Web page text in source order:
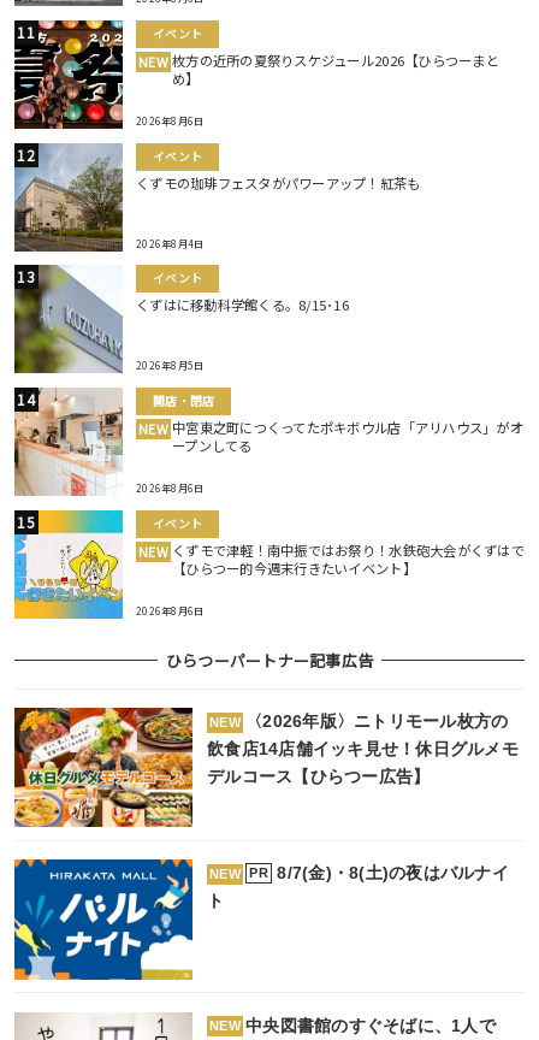
イベント
NEW 枚方の近所の夏祭りスケジュール2026【ひらつーまと
め】
2026年8月6日
イベント
くずモの珈琲フェスタがパワーアップ！紅茶も
2026年8月4日
イベント
くずはに移動科学館くる。8/15･16
2026年8月5日
開店・閉店
NEW 中宮東之町につくってたポキボウル店「アリハウス」がオ
ープンしてる
2026年8月6日
イベント
NEW くずモで津軽！南中振ではお祭り！水鉄砲大会がくずはで
【ひらつー的今週末行きたいイベント】
2026年8月6日
ひらつーパートナー記事広告
NEW
〈2026年版〉ニトリモール枚方の
飲食店14店舗イッキ見せ！休日グルメモ
デルコース【ひらつー広告】
NEW PR
8/7(金)・8(土)の夜はバルナイ
ト
NEW 中央図書館のすぐそばに、1人で